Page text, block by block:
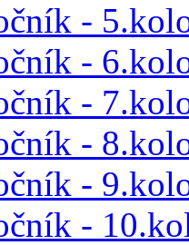
-
-
-
-
-
-